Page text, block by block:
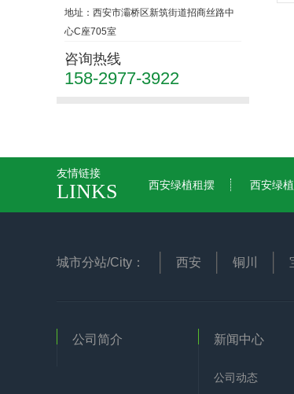
地址：西安市灞桥区新筑街道招商丝路中
心C座705室
咨询热线
158-2977-3922
友情链接
LINKS 西安绿植租摆 西安绿
城市分站/City： 西安 铜川
公司简介 新闻中心
公司动态